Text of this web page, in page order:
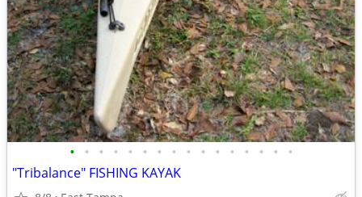
• • • • • • • • • • • • • • • •
"Tribalance" FISHING KAYAK